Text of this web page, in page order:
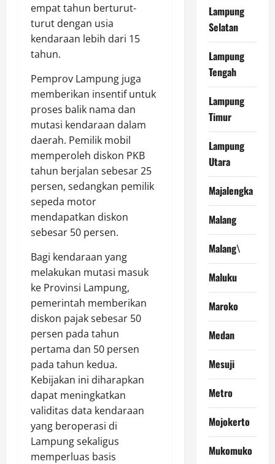
empat tahun berturut-
turut dengan usia
kendaraan lebih dari 15
tahun.
Pemprov Lampung juga
memberikan insentif untuk
proses balik nama dan
mutasi kendaraan dalam
daerah. Pemilik mobil
memperoleh diskon PKB
tahun berjalan sebesar 25
persen, sedangkan pemilik
sepeda motor
mendapatkan diskon
sebesar 50 persen.
Bagi kendaraan yang
melakukan mutasi masuk
ke Provinsi Lampung,
pemerintah memberikan
diskon pajak sebesar 50
persen pada tahun
pertama dan 50 persen
pada tahun kedua.
Kebijakan ini diharapkan
dapat meningkatkan
validitas data kendaraan
yang beroperasi di
Lampung sekaligus
memperluas basis
Lampung
Selatan
Lampung
Tengah
Lampung
Timur
Lampung
Utara
Majalengka
Malang
Malang\
Maluku
Maroko
Medan
Mesuji
Metro
Mojokerto
Mukomuko